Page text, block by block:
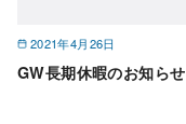
2021年4月26日
GW長期休暇のお知らせ